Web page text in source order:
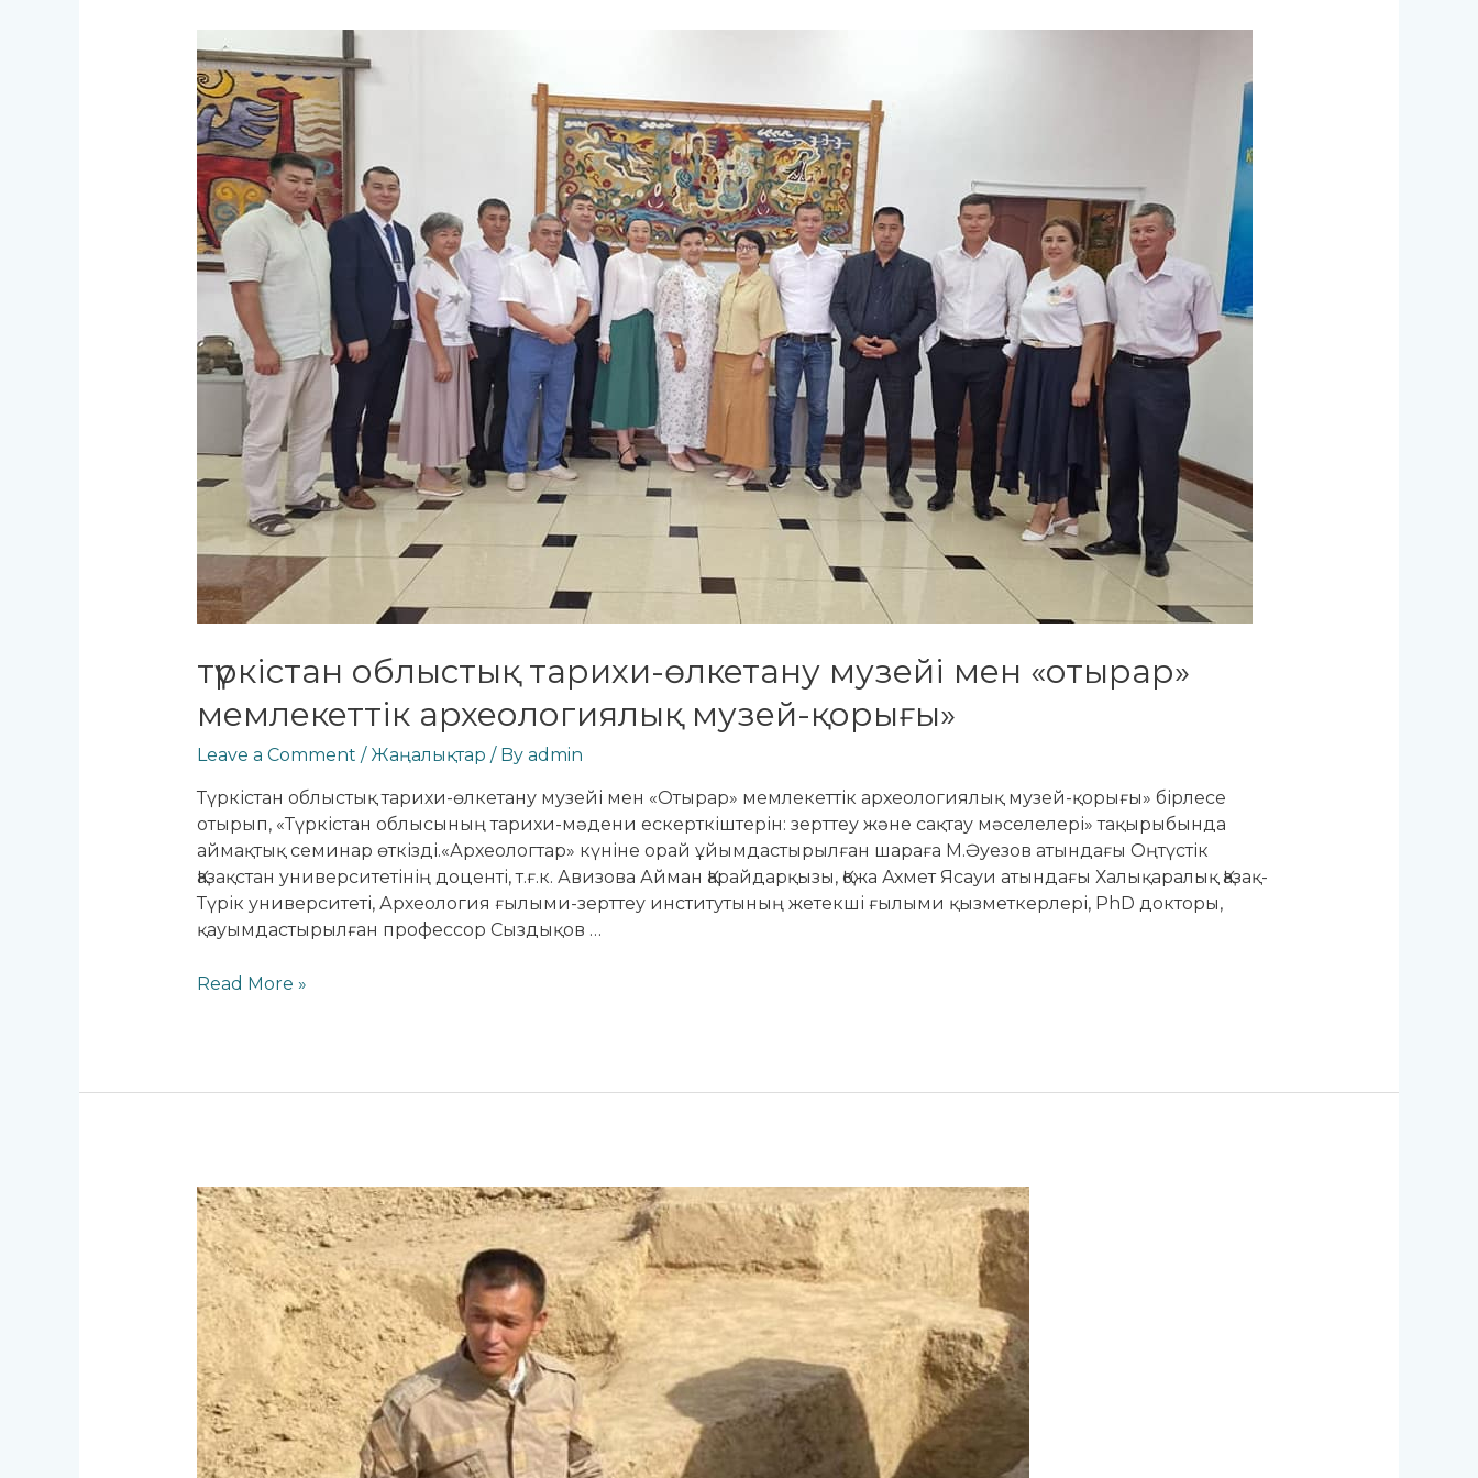
түркістан облыстық тарихи-өлкетану музейі мен «отырар»
мемлекеттік археологиялық музей-қорығы»
Leave a Comment / Жаңалықтар / By admin
Түркістан облыстық тарихи-өлкетану музейі мен «Отырар» мемлекеттік археологиялық музей-қорығы» бірлесе
отырып, «Түркістан облысының тарихи-мәдени ескерткіштерін: зерттеу және сақтау мәселелері» тақырыбында
аймақтық семинар өткізді.«Археологтар» күніне орай ұйымдастырылған шараға М.Әуезов атындағы Оңтүстік
Қазақстан университетінің доценті, т.ғ.к. Авизова Айман Қарайдарқызы, Қожа Ахмет Ясауи атындағы Халықаралық Қазақ-
Түрік университеті, Археология ғылыми-зерттеу институтының жетекші ғылыми қызметкерлері, PhD докторы,
қауымдастырылған профессор Сыздықов …
Түркістан
музейі
археологиялық
музей-
қорығы»
Read More »